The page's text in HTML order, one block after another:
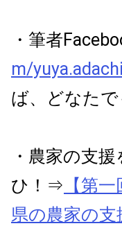
・筆者
m/
ば、どなた
・農家の支
ひ！⇒ 【第
県の農家の支